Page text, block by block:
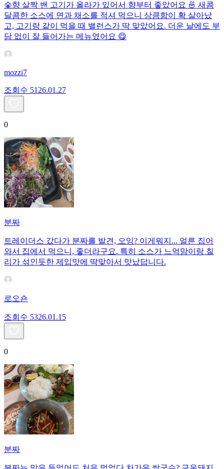
숯향 살짝 밴 고기가 올라가 있어서 향부터 좋았어요 🍜 새콤
달콤한 소스에 면과 채소를 적셔 먹으니 상큼함이 확 살아났
고, 고기랑 같이 먹을 때 밸런스가 딱 맞았어요. 더운 날에도 부
담 없이 잘 들어가는 메뉴였어요 😋
mozzi7
조회수 51 26.01.27
0
분짜
트레이더스 갔다가 분짜를 발견, 오잉? 이게뭐지... 얼른 집어
와서 집에서 먹으니, 좋더라구요. 특히 소스가 느억맘이랑 칠
리가 섞인듯한 제입맛에 딱맞아서 맛났답니다.
로오숀
조회수 5326.01.15
0
분짜